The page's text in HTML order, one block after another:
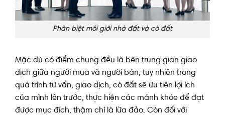
Phân biệt môi giới nhà đất và cò đất
Mặc dù có điểm chung đều là bên trung gian giao
dịch giữa người mua và người bán, tuy nhiên trong
quá trình tư vấn, giao dịch, cò đất sẽ ưu tiên lợi ích
của mình lên trước, thực hiện các mánh khóe để đạt
được mục đích, thậm chí là lừa đảo. Còn đối với